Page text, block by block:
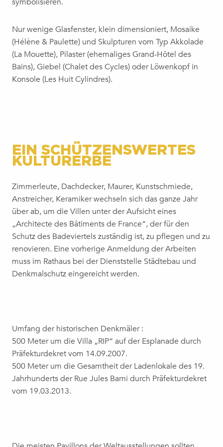
Nur wenige Glasfenster, klein dimensioniert, Mosaike
(Hélène & Paulette) und Skulpturen vom Typ Akkolade
(La Mouette), Pilaster (ehemaliges Grand-Hôtel des
Bains), Giebel (Chalet des Cycles) oder Löwenkopf in
Konsole (Les Huit Cylindres).
EIN SCHÜTZENSWERTES
KULTURERBE
Zimmerleute, Dachdecker, Maurer, Kunstschmiede,
Anstreicher, Keramiker wechseln sich das ganze Jahr
über ab, um die Villen unter der Aufsicht eines
„Architecte des Bâtiments de France“, der für den
Schutz des Badeviertels zuständig ist, zu pflegen und zu
renovieren. Eine vorherige Anmeldung der Arbeiten
muss im Rathaus bei der Dienststelle Städtebau und
Denkmalschutz eingereicht werden.
Umfang der historischen Denkmäler :
500 Meter um die Villa „RIP“ auf der Esplanade durch
Präfekturdekret vom 14.09.2007.
500 Meter um die Gesamtheit der Ladenlokale des 19.
Jahrhunderts der Rue Jules Barni durch Präfekturdekret
vom 19.03.2013.